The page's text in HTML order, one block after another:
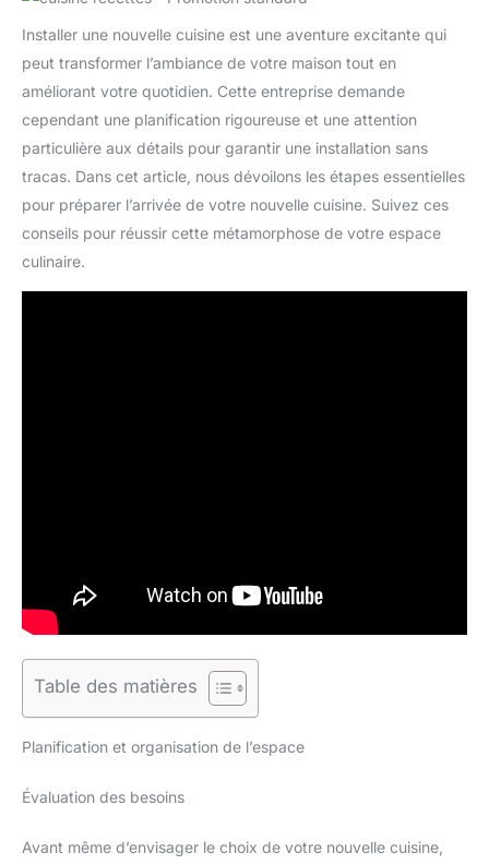
Installer une nouvelle cuisine est une aventure excitante qui
peut transformer l’ambiance de votre maison tout en
améliorant votre quotidien. Cette entreprise demande
cependant une planification rigoureuse et une attention
particulière aux détails pour garantir une installation sans
tracas. Dans cet article, nous dévoilons les étapes essentielles
pour préparer l’arrivée de votre nouvelle cuisine. Suivez ces
conseils pour réussir cette métamorphose de votre espace
culinaire.
Table des matières
Planification et organisation de l’espace
Évaluation des besoins
Avant même d’envisager le choix de votre nouvelle cuisine,